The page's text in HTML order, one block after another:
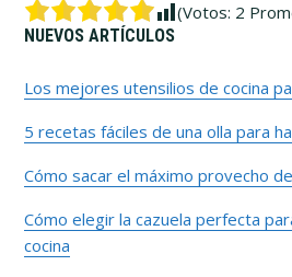
(Votos: 2
Barra
lateral
primaria
NUEVOS ARTÍCULOS
Los mejores utensilios de cocina
5 recetas fáciles de una olla para
Cómo sacar el máximo provecho
Cómo elegir la cazuela perfecta
cocina